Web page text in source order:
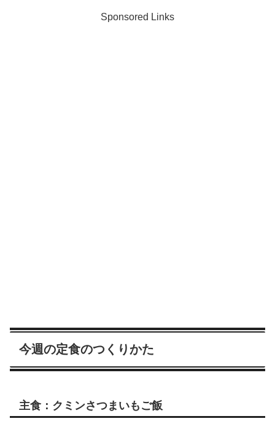
Sponsored Links
今週の定食のつくりかた
主食：クミンさつまいもご飯